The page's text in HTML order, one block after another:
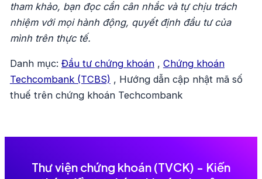
viết
tham khảo, bạn đọc cần cân nhắc và tự chịu trách
nhiệm với mọi hành động, quyết định đầu tư của
mình trên thực tế.
Danh mục: Đầu tư chứng khoán, Chứng khoán
Techcombank (TCBS) , Hướng dẫn cập nhật mã số
thuế trên chứng khoán Techcombank
Thư viện chứng khoán (TVCK) - Kiến